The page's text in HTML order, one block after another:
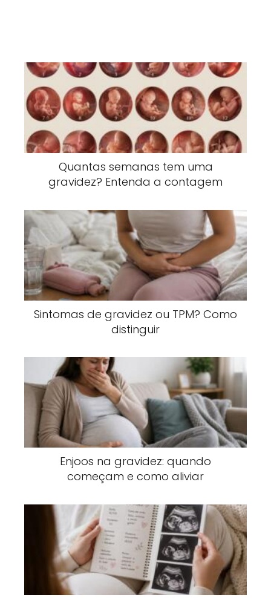
Quantas semanas tem uma
gravidez? Entenda a contagem
Sintomas de gravidez ou TPM? Como
distinguir
Enjoos na gravidez: quando
começam e como aliviar